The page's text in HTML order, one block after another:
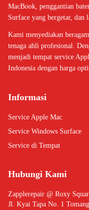
MacBook, penggantian
Surface yang bergetar, dan
Kami menyediakan
tenaga ahli profesional.
menjadi tempat service
Indonesia dengan harga
Informasi
Service Apple Mac
Service Windows Surface
Service di Tempat
Hubungi Kami
Zapplerepair @ Roxy
Jl. Kyai Tapa No. 1 Tomang